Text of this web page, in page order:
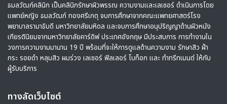
ธมลวัฒก์คลินิก เป็นคลินิกรักษาผิวพรรณ ความงามและเลเซอร์ ดำเนินการโดย
แพทย์หญิง ธมลวัฒก์ ทองศรีเกตุ จบการศึกษาจากคณะแพทยศาสตร์โรง
พยาบาลรามาธิบดี มหาวิทยาลัยมหิดล และจบการศึกษาอนุปริญญาด้านผิวหนัง
เกียรตินิยมจากมหาวิทยาลัยคาร์ดิฟ ประเทศอังกฤษ มีประสบการ การทำงานใน
วงการความงามมานาน 19 ปี พร้อมที่จะให้การดูแลด้านความงาม รักษาสิว ฝ้า
กระ รอยดำ หลุมสิว ผมร่วง เลเซอร์ ฟิลเลอร์ โบท็อก และ ทำทรีทเมนต์ ให้กับ
ผู้รับบริการ
ทางลัดเว็บไซต์